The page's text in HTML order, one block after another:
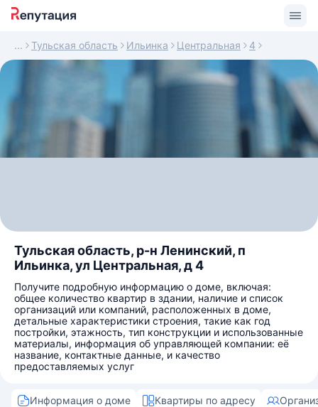
Тульская область Ильинка Центральная 4
Тульская область, р-н Ленинский, п
Ильинка, ул Центральная, д 4
Получите подробную информацию о доме, включая:
общее количество квартир в здании, наличие и список
организаций или компаний, расположенных в доме,
детальные характеристики строения, такие как год
постройки, этажность, тип конструкции и использованные
материалы, информация об управляющей компании: её
название, контактные данные, и качество
предоставляемых услуг
Информация о доме Квартиры по адресу